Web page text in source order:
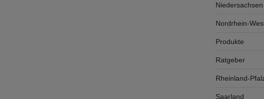
Niedersachsen
Nordrhein-
Produkte
Ratgeber
Rheinland-
Saarland